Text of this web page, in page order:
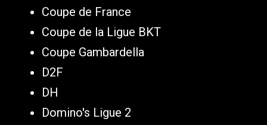
Coupe de France
Coupe de la Ligue BKT
Coupe Gambardella
D2F
DH
Domino's Ligue 2